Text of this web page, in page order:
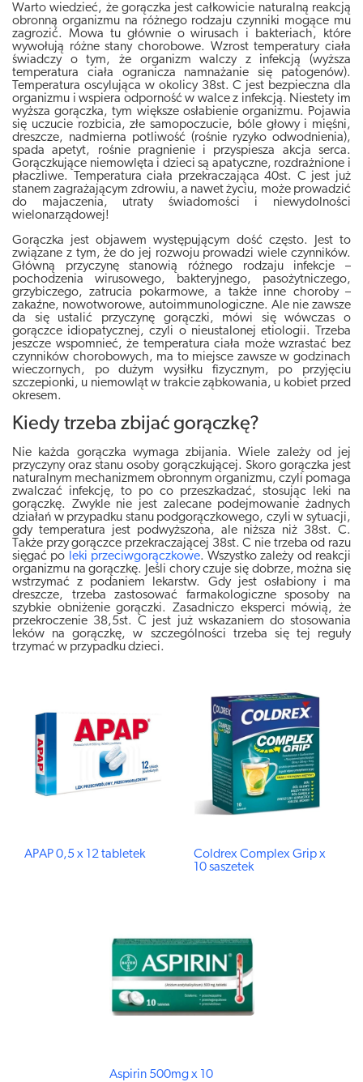
Warto wiedzieć, że gorączka jest całkowicie naturalną reakcją
obronną organizmu na różnego rodzaju czynniki mogące mu
zagrozić. Mowa tu głównie o wirusach i bakteriach, które
wywołują różne stany chorobowe. Wzrost temperatury ciała
świadczy o tym, że organizm walczy z infekcją (wyższa
temperatura ciała ogranicza namnażanie się patogenów).
Temperatura oscylująca w okolicy 38st. C jest bezpieczna dla
organizmu i wspiera odporność w walce z infekcją. Niestety im
wyższa gorączka, tym większe osłabienie organizmu. Pojawia
się uczucie rozbicia, złe samopoczucie, bóle głowy i mięśni,
dreszcze, nadmierna potliwość (rośnie ryzyko odwodnienia),
spada apetyt, rośnie pragnienie i przyspiesza akcja serca.
Gorączkujące niemowlęta i dzieci są apatyczne, rozdrażnione i
płaczliwe. Temperatura ciała przekraczająca 40st. C jest już
stanem zagrażającym zdrowiu, a nawet życiu, może prowadzić
do majaczenia, utraty świadomości i niewydolności
wielonarządowej!
Gorączka jest objawem występującym dość często. Jest to
związane z tym, że do jej rozwoju prowadzi wiele czynników.
Główną przyczynę stanowią różnego rodzaju infekcje –
pochodzenia wirusowego, bakteryjnego, pasożytniczego,
grzybiczego, zatrucia pokarmowe, a także inne choroby –
zakaźne, nowotworowe, autoimmunologiczne. Ale nie zawsze
da się ustalić przyczynę gorączki, mówi się wówczas o
gorączce idiopatycznej, czyli o nieustalonej etiologii. Trzeba
jeszcze wspomnieć, że temperatura ciała może wzrastać bez
czynników chorobowych, ma to miejsce zawsze w godzinach
wieczornych, po dużym wysiłku fizycznym, po przyjęciu
szczepionki, u niemowląt w trakcie ząbkowania, u kobiet przed
okresem.
Kiedy trzeba zbijać gorączkę?
Nie każda gorączka wymaga zbijania. Wiele zależy od jej
przyczyny oraz stanu osoby gorączkującej. Skoro gorączka jest
naturalnym mechanizmem obronnym organizmu, czyli pomaga
zwalczać infekcję, to po co przeszkadzać, stosując leki na
gorączkę. Zwykle nie jest zalecane podejmowanie żadnych
działań w przypadku stanu podgorączkowego, czyli w sytuacji,
gdy temperatura jest podwyższona, ale niższa niż 38st. C.
Także przy gorączce przekraczającej 38st. C nie trzeba od razu
sięgać po leki przeciwgorączkowe. Wszystko zależy od reakcji
organizmu na gorączkę. Jeśli chory czuje się dobrze, można się
wstrzymać z podaniem lekarstw. Gdy jest osłabiony i ma
dreszcze, trzeba zastosować farmakologiczne sposoby na
szybkie obniżenie gorączki. Zasadniczo eksperci mówią, że
przekroczenie 38,5st. C jest już wskazaniem do stosowania
leków na gorączkę, w szczególności trzeba się tej reguły
trzymać w przypadku dzieci.
APAP 0,5 x 12 tabletek
Coldrex Complex Grip x
10 saszetek
Aspirin 500mg x 10